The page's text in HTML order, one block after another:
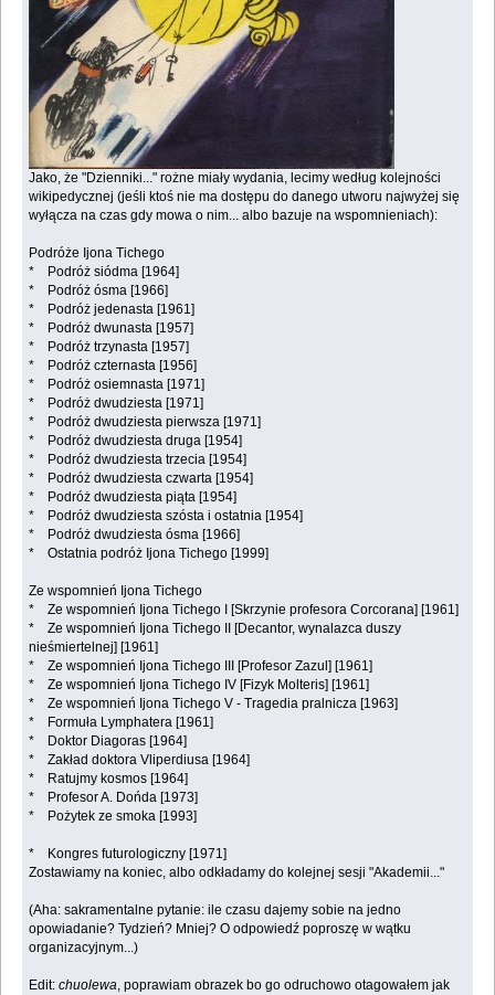
Jako, że "Dzienniki..." rożne miały wydania, lecimy według kolejności
wikipedycznej (jeśli ktoś nie ma dostępu do danego utworu najwyżej się
wyłącza na czas gdy mowa o nim... albo bazuje na wspomnieniach):
Podróże Ijona Tichego
* Podróż siódma [1964]
* Podróż ósma [1966]
* Podróż jedenasta [1961]
* Podróż dwunasta [1957]
* Podróż trzynasta [1957]
* Podróż czternasta [1956]
* Podróż osiemnasta [1971]
* Podróż dwudziesta [1971]
* Podróż dwudziesta pierwsza [1971]
* Podróż dwudziesta druga [1954]
* Podróż dwudziesta trzecia [1954]
* Podróż dwudziesta czwarta [1954]
* Podróż dwudziesta piąta [1954]
* Podróż dwudziesta szósta i ostatnia [1954]
* Podróż dwudziesta ósma [1966]
* Ostatnia podróż Ijona Tichego [1999]
Ze wspomnień Ijona Tichego
* Ze wspomnień Ijona Tichego I [Skrzynie profesora Corcorana] [1961]
* Ze wspomnień Ijona Tichego II [Decantor, wynalazca duszy
nieśmiertelnej] [1961]
* Ze wspomnień Ijona Tichego III [Profesor Zazul] [1961]
* Ze wspomnień Ijona Tichego IV [Fizyk Molteris] [1961]
* Ze wspomnień Ijona Tichego V - Tragedia pralnicza [1963]
* Formuła Lymphatera [1961]
* Doktor Diagoras [1964]
* Zakład doktora Vliperdiusa [1964]
* Ratujmy kosmos [1964]
* Profesor A. Dońda [1973]
* Pożytek ze smoka [1993]
* Kongres futurologiczny [1971]
Zostawiamy na koniec, albo odkładamy do kolejnej sesji "Akademii..."
(Aha: sakramentalne pytanie: ile czasu dajemy sobie na jedno
opowiadanie? Tydzień? Mniej? O odpowiedź poproszę w wątku
organizacyjnym...)
Edit:chuolewa, poprawiam obrazek bo go odruchowo otagowałem jak